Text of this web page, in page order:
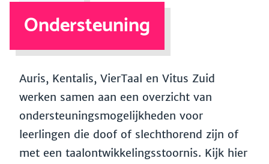
Ondersteuning
Auris, Kentalis, VierTaal en Vitus Zuid
werken samen aan een overzicht van
ondersteuningsmogelijkheden voor
leerlingen die doof of slechthorend zijn of
met een taalontwikkelingsstoornis. Kijk hier